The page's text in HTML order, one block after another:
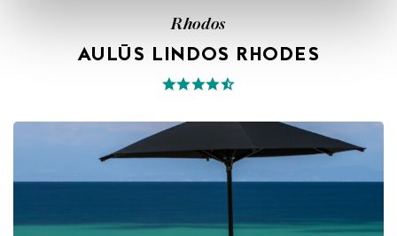
Rhodos
AULŪS LINDOS RHODES